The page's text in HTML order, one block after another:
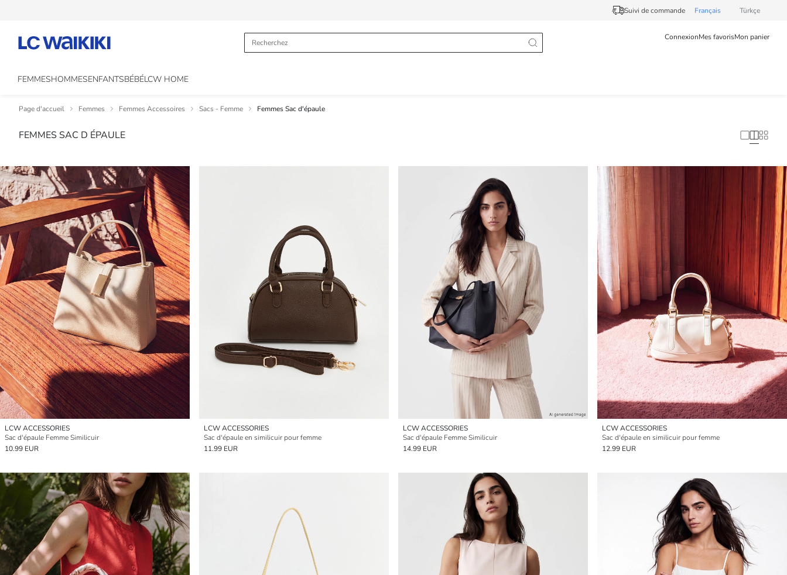
Suivi de commande Français Türkçe
ConnexionMes favorisMon panier
FEMMESHOMMESENFANTSBÉBÉLCW HOME
Page d'accueil Femmes Femmes Accessoires Sacs - Femme Femmes Sac d'épaule
FEMMES SAC D ÉPAULE
LCW ACCESSORIES
Sac d'épaule Femme Similicuir
10.99 EUR
LCW ACCESSORIES
Sac d'épaule en similicuir pour femme
11.99 EUR
LCW ACCESSORIES
Sac d'épaule Femme Similicuir
14.99 EUR
LCW ACCESSORIES
Sac d'épaule en similicuir pour femme
12.99 EUR